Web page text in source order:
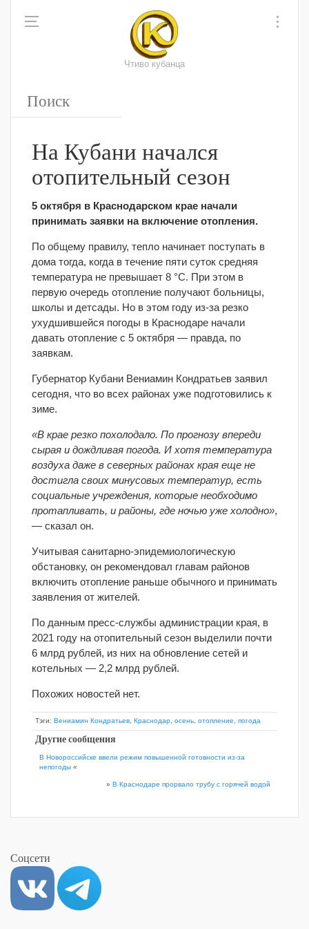
Чтиво кубанца
На Кубани начался
отопительный сезон
5 октября в Краснодарском крае начали
принимать заявки на включение отопления.
По общему правилу, тепло начинает поступать в
дома тогда, когда в течение пяти суток средняя
температура не превышает 8 °С. При этом в
первую очередь отопление получают больницы,
школы и детсады. Но в этом году из-за резко
ухудшившейся погоды в Краснодаре начали
давать отопление с 5 октября — правда, по
заявкам.
Губернатор Кубани Вениамин Кондратьев заявил
сегодня, что во всех районах уже подготовились к
зиме.
«В крае резко похолодало. По прогнозу впереди
сырая и дождливая погода. И хотя температура
воздуха даже в северных районах края еще не
достигла своих минусовых температур, есть
социальные учреждения, которые необходимо
протапливать, и районы, где ночью уже холодно»,
— сказал он.
Учитывая санитарно-эпидемиологическую
обстановку, он рекомендовал главам районов
включить отопление раньше обычного и принимать
заявления от жителей.
По данным пресс-службы администрации края, в
2021 году на отопительный сезон выделили почти
6 млрд рублей, из них на обновление сетей и
котельных — 2,2 млрд рублей.
Похожих новостей нет.
Тэги: Вениамин Кондратьев Краснодар осень отопление погода
Другие сообщения
В Новороссийске ввели режим повышенной готовности из-за
непогоды «
» В Краснодаре прорвало трубу с горячей водой
Соцсети